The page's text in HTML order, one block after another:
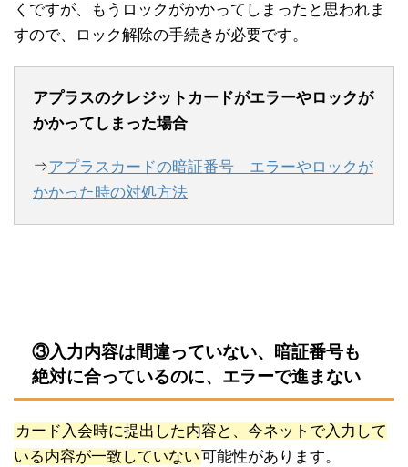
くですが、もうロックがかかってしまったと思われま
すので、ロック解除の手続きが必要です。
アプラスのクレジットカードがエラーやロックが
かかってしまった場合
⇒アプラスカードの暗証番号 エラーやロックが
かかった時の対処方法
③入力内容は間違っていない、暗証番号も
絶対に合っているのに、エラーで進まない
カード入会時に提出した内容と、今ネットで入力して
いる内容が一致していない可能性があります。